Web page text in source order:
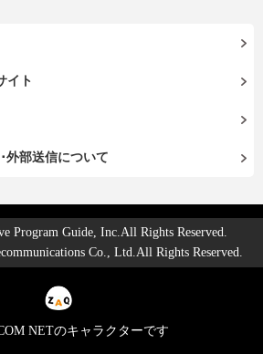
イト
外部送信について
Program Guide, Inc.All Rights Reserved.
Co., Ltd.All Rights Reserved.
NETのキャラクターです